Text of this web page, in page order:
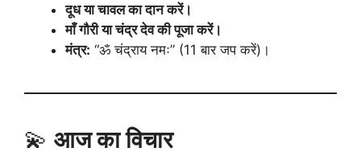
दूध या चावल का दान करें।
माँ गौरी या चंद्र देव की पूजा करें।
मंत्र: “ॐ चंद्राय नमः” (11 बार जप करें)।
💫 आज का विचार